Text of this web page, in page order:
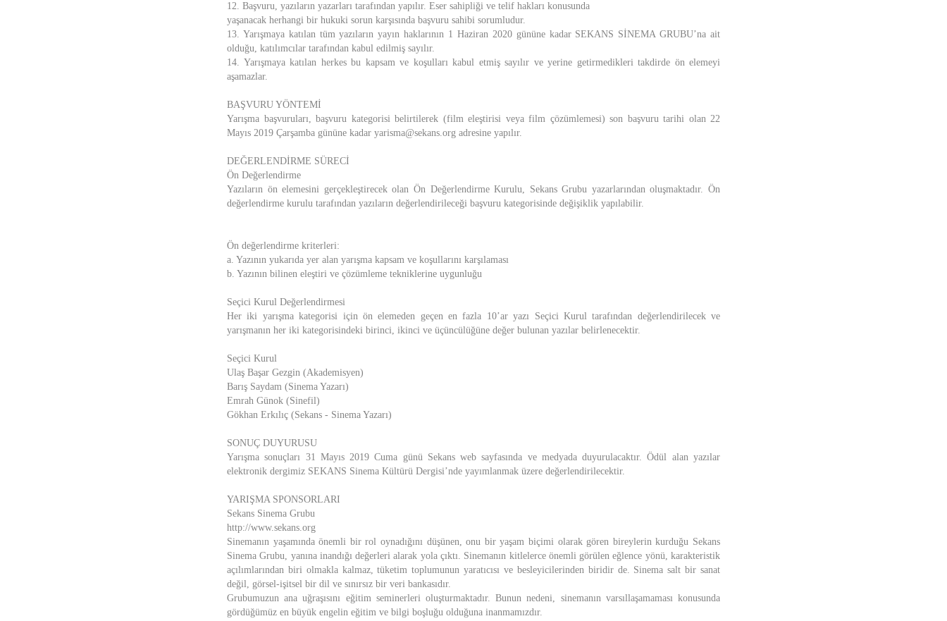
12. Başvuru, yazıların yazarları tarafından yapılır. Eser sahipliği ve telif hakları konusunda
yaşanacak herhangi bir hukuki sorun karşısında başvuru sahibi sorumludur.
13. Yarışmaya katılan tüm yazıların yayın haklarının 1 Haziran 2020 gününe kadar SEKANS SİNEMA GRUBU’na ait
olduğu, katılımcılar tarafından kabul edilmiş sayılır.
14. Yarışmaya katılan herkes bu kapsam ve koşulları kabul etmiş sayılır ve yerine getirmedikleri takdirde ön elemeyi
aşamazlar.
BAŞVURU YÖNTEMİ
Yarışma başvuruları, başvuru kategorisi belirtilerek (film eleştirisi veya film çözümlemesi) son başvuru tarihi olan 22
Mayıs 2019 Çarşamba gününe kadar yarisma@sekans.org adresine yapılır.
DEĞERLENDİRME SÜRECİ
Ön Değerlendirme
Yazıların ön elemesini gerçekleştirecek olan Ön Değerlendirme Kurulu, Sekans Grubu yazarlarından oluşmaktadır. Ön
değerlendirme kurulu tarafından yazıların değerlendirileceği başvuru kategorisinde değişiklik yapılabilir.
Ön değerlendirme kriterleri:
a. Yazının yukarıda yer alan yarışma kapsam ve koşullarını karşılaması
b. Yazının bilinen eleştiri ve çözümleme tekniklerine uygunluğu
Seçici Kurul Değerlendirmesi
Her iki yarışma kategorisi için ön elemeden geçen en fazla 10’ar yazı Seçici Kurul tarafından değerlendirilecek ve
yarışmanın her iki kategorisindeki birinci, ikinci ve üçüncülüğüne değer bulunan yazılar belirlenecektir.
Seçici Kurul
Ulaş Başar Gezgin (Akademisyen)
Barış Saydam (Sinema Yazarı)
Emrah Günok (Sinefil)
Gökhan Erkılıç (Sekans - Sinema Yazarı)
SONUÇ DUYURUSU
Yarışma sonuçları 31 Mayıs 2019 Cuma günü Sekans web sayfasında ve medyada duyurulacaktır. Ödül alan yazılar
elektronik dergimiz SEKANS Sinema Kültürü Dergisi’nde yayımlanmak üzere değerlendirilecektir.
YARIŞMA SPONSORLARI
Sekans Sinema Grubu
http://www.sekans.org
Sinemanın yaşamında önemli bir rol oynadığını düşünen, onu bir yaşam biçimi olarak gören bireylerin kurduğu Sekans
Sinema Grubu, yanına inandığı değerleri alarak yola çıktı. Sinemanın kitlelerce önemli görülen eğlence yönü, karakteristik
açılımlarından biri olmakla kalmaz, tüketim toplumunun yaratıcısı ve besleyicilerinden biridir de. Sinema salt bir sanat
değil, görsel-işitsel bir dil ve sınırsız bir veri bankasıdır.
Grubumuzun ana uğraşısını eğitim seminerleri oluşturmaktadır. Bunun nedeni, sinemanın varsıllaşamaması konusunda
gördüğümüz en büyük engelin eğitim ve bilgi boşluğu olduğuna inanmamızdır.